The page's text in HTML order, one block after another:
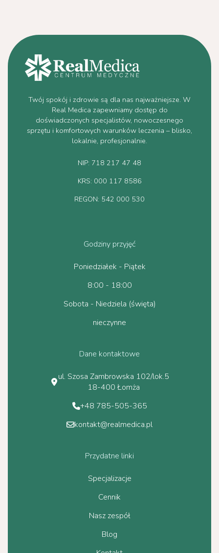
Twój spokój i zdrowie są dla nas najważniejsze. W
Real Medica zapewniamy dostęp do
doświadczonych specjalistów, nowoczesnego
sprzętu i komfortowych warunków leczenia – blisko,
lokalnie, profesjonalnie.
NIP: 718 217 47 48
KRS: 000 117 8586
REGON: 542 000 530
Godziny przyjęć
Poniedziałek - Piątek
8:00 - 18:00
Sobota - Niedziela (święta)
nieczynne
Dane kontaktowe
ul. Szosa Zambrowska 102/lok.5
18-400 Łomża
+48 785-505-365
kontakt@realmedica.pl
Przydatne linki
Specjalizacje
Cennik
Nasz zespół
Blog